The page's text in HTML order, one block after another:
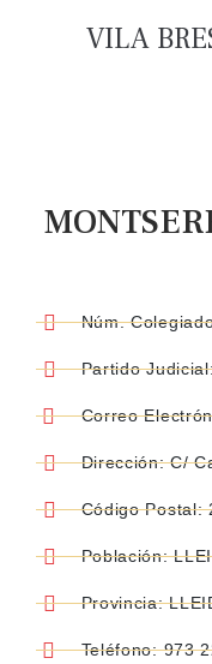
VILA
Núm.
Partido
Correo
Dirección: C/
Código Postal:
Población:
Provincia:
Teléfono: 973